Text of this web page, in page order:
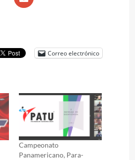
Correo electrónico
Campeonato
Panamericano, Para-